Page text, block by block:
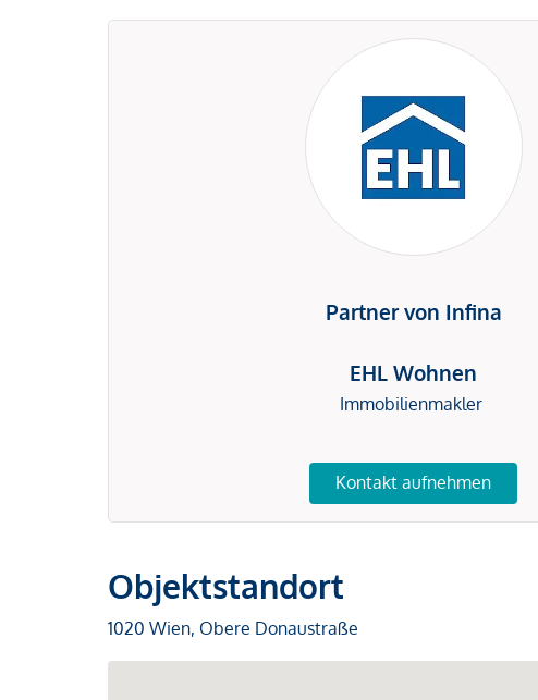
Partner von Infina
EHL Wohnen
Immobilienmakler
Kontakt aufnehmen
Objektstandort
1020 Wien, Obere Donaustraße